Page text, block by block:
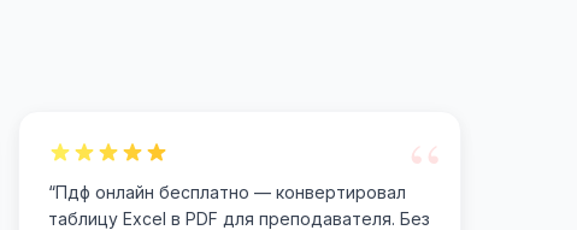
“
“Пдф онлайн бесплатно — конвертировал
таблицу Excel в PDF для преподавателя. Без